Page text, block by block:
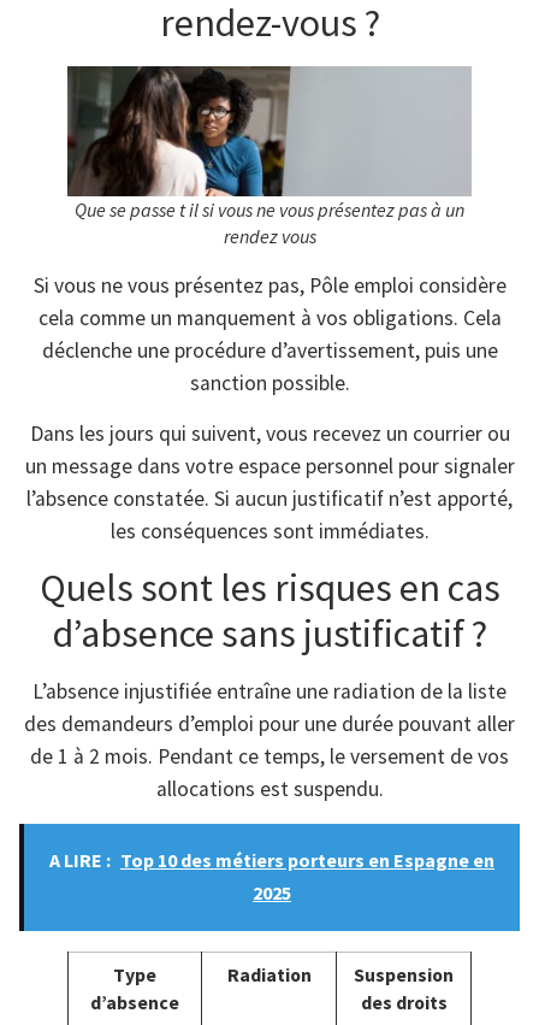
rendez-vous ?
Que se passe t il si vous ne vous présentez pas à un
rendez vous
Si vous ne vous présentez pas, Pôle emploi considère
cela comme un manquement à vos obligations. Cela
déclenche une procédure d’avertissement, puis une
sanction possible.
Dans les jours qui suivent, vous recevez un courrier ou
un message dans votre espace personnel pour signaler
l’absence constatée. Si aucun justificatif n’est apporté,
les conséquences sont immédiates.
Quels sont les risques en cas
d’absence sans justificatif ?
L’absence injustifiée entraîne une radiation de la liste
des demandeurs d’emploi pour une durée pouvant aller
de 1 à 2 mois. Pendant ce temps, le versement de vos
allocations est suspendu.
A LIRE : Top 10 des métiers porteurs en Espagne en
2025
Type
d’absence
Radiation
Suspension
des droits